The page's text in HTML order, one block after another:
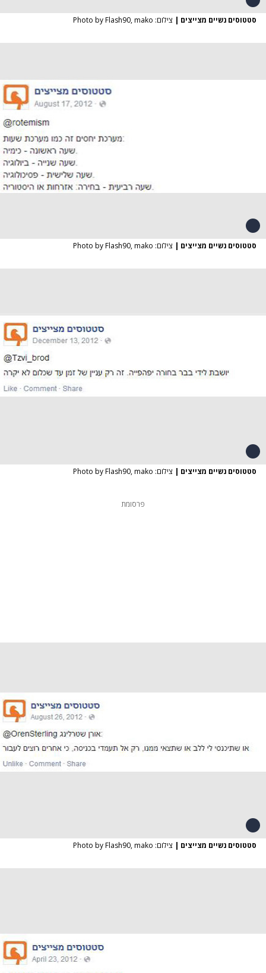
סטטוסים נשיים מצייצים | צילום: Photo by Flash90, mako
סטטוסים נשיים מצייצים | צילום: Photo by Flash90, mako
סטטוסים נשיים מצייצים | צילום: Photo by Flash90, mako
פרסומת
סטטוסים נשיים מצייצים | צילום: Photo by Flash90, mako